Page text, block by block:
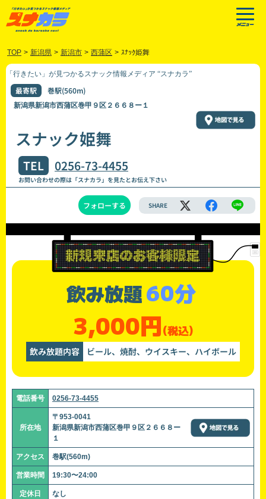
TOP > 新潟県 > 新潟市 > 西蒲区 > ｽﾅｯｸ姫舞
「行きたい」が見つかるスナック情報メディア “スナカラ”
最寄駅 巻駅(560m)
新潟県新潟市西蒲区巻甲９区２６６８ー１
スナック姫舞
TEL 0256-73-4455
お問い合わせの際は「スナカラ」を見たとお伝え下さい
フォローする SHARE
飲み放題60分
3,000円(税込)
飲み放題内容 ビール、焼酎、ウイスキー、ハイボール
電話番号 0256-73-4455
所在地
〒953-0041
新潟県新潟市西蒲区巻甲９区２６６８ー
１
アクセス 巻駅(560m)
営業時間 19:30〜24:00
定休日 なし